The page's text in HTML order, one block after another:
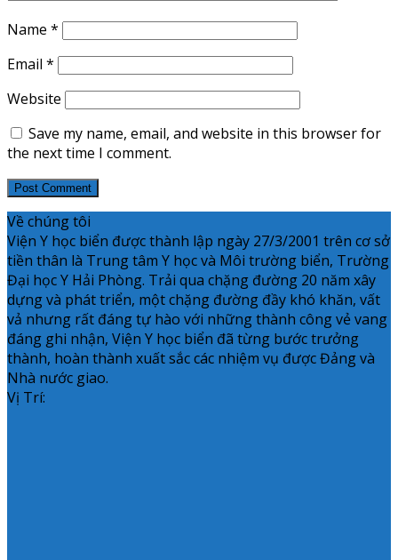
Name *
Email *
Website
Save my name, email, and website in this browser for
the next time I comment.
Về chúng tôi
Viện Y học biển được thành lập ngày 27/3/2001 trên cơ sở
tiền thân là Trung tâm Y học và Môi trường biển, Trường
Đại học Y Hải Phòng. Trải qua chặng đường 20 năm xây
dựng và phát triển, một chặng đường đầy khó khăn, vất
vả nhưng rất đáng tự hào với những thành công vẻ vang
đáng ghi nhận, Viện Y học biển đã từng bước trưởng
thành, hoàn thành xuất sắc các nhiệm vụ được Đảng và
Nhà nước giao.
Vị Trí: